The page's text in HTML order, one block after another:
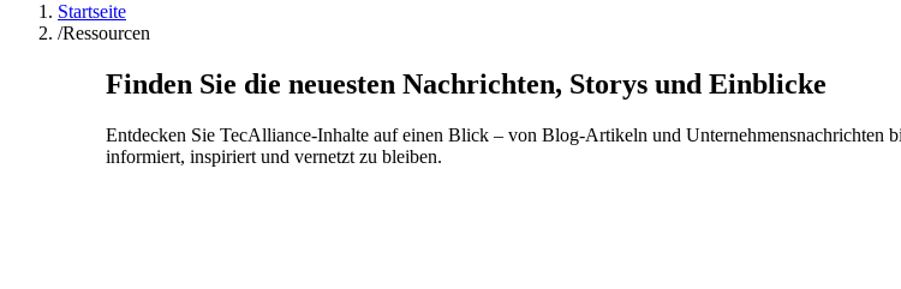
Startseite
/Ressourcen
Finden Sie die neuesten Nachrichten, Storys und Einblicke
Entdecken Sie TecAlliance-Inhalte auf einen Blick – von Blog-Artikeln und Unternehmensnachrichten
informiert, inspiriert und vernetzt zu bleiben.